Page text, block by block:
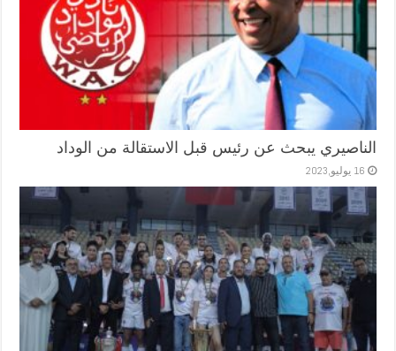
الناصيري يبحث عن رئيس قبل الاستقالة من الوداد
16 يوليو,2023